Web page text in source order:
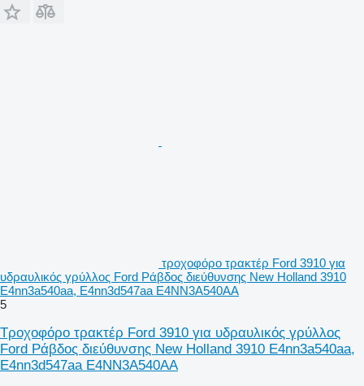
τροχοφόρο τρακτέρ Ford 3910 για
υδραυλικός γρύλλος Ford Ράβδος διεύθυνσης New Holland 3910
E4nn3a540aa, E4nn3d547aa E4NN3A540AA
5
Τροχοφόρο τρακτέρ Ford 3910 για υδραυλικός γρύλλος
Ford Ράβδος διεύθυνσης New Holland 3910 E4nn3a540aa,
E4nn3d547aa E4NN3A540AA